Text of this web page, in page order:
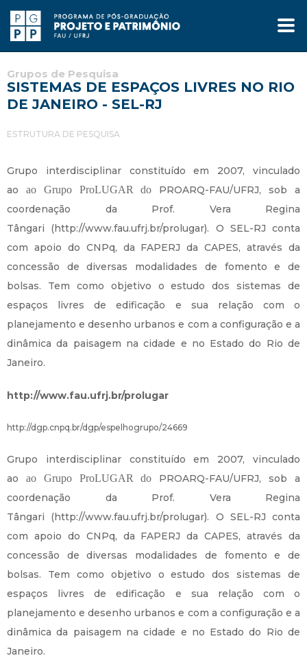
Grupos de Pesquisa
SISTEMAS DE ESPAÇOS LIVRES NO RIO
DE JANEIRO - SEL-RJ
ESTRUTURA DE PESQUISA
Grupo interdisciplinar constituído em 2007, vinculado
ao ao Grupo ProLUGAR do PROARQ-FAU/UFRJ, sob a
coordenação da Prof. Vera Regina
Tângari (http://www.fau.ufrj.br/prolugar). O SEL-RJ conta
com apoio do CNPq, da FAPERJ da CAPES, através da
concessão de diversas modalidades de fomento e de
bolsas. Tem como objetivo o estudo dos sistemas de
espaços livres de edificação e sua relação com o
planejamento e desenho urbanos e com a configuração e a
dinâmica da paisagem na cidade e no Estado do Rio de
Janeiro.
http://www.fau.ufrj.br/prolugar
http://dgp.cnpq.br/dgp/espelhogrupo/24669
Grupo interdisciplinar constituído em 2007, vinculado
ao ao Grupo ProLUGAR do PROARQ-FAU/UFRJ, sob a
coordenação da Prof. Vera Regina
Tângari (http://www.fau.ufrj.br/prolugar). O SEL-RJ conta
com apoio do CNPq, da FAPERJ da CAPES, através da
concessão de diversas modalidades de fomento e de
bolsas. Tem como objetivo o estudo dos sistemas de
espaços livres de edificação e sua relação com o
planejamento e desenho urbanos e com a configuração e a
dinâmica da paisagem na cidade e no Estado do Rio de
Janeiro.